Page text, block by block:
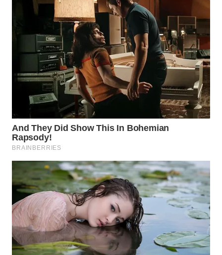
WN
INDRAMAYU
KUNINGAN
WN
MAJALENGKA
WN
SUBANG
WN
SUKABUMI
PURWAKARTA